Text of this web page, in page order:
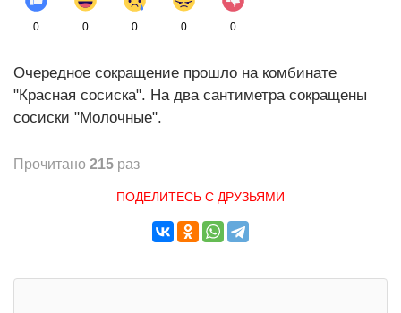
0 0 0 0 0
Очередное сокращение прошло на комбинате
"Красная сосиска". На два сантиметра сокращены
сосиски "Молочные".
Прочитано 215 раз
ПОДЕЛИТЕСЬ С ДРУЗЬЯМИ